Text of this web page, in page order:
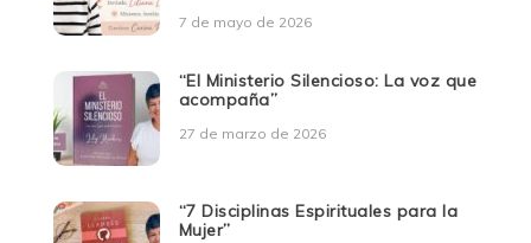
7 de mayo de 2026
“El Ministerio Silencioso: La voz que
acompaña”
27 de marzo de 2026
“7 Disciplinas Espirituales para la
Mujer”